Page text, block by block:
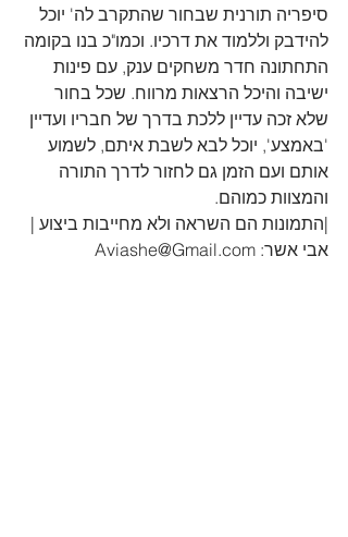
סיפריה תורנית שבחור שהתקרב לה' יוכל
להידבק וללמוד את דרכיו. וכמו"כ בנו בקומה
התחתונה חדר משחקים ענק, עם פינות
ישיבה והיכל הרצאות מרווח. שכל בחור
שלא זכה עדיין ללכת בדרך של חבריו ועדיין
'באמצע', יוכל לבא לשבת איתם, לשמוע
אותם ועם הזמן גם לחזור לדרך התורה
והמצוות כמוהם.
|התמונות הם השראה ולא מחייבות ביצוע |
אבי אשר: Aviashe@Gmail.com